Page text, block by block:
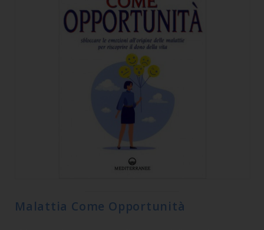
Malattia Come Opportunità